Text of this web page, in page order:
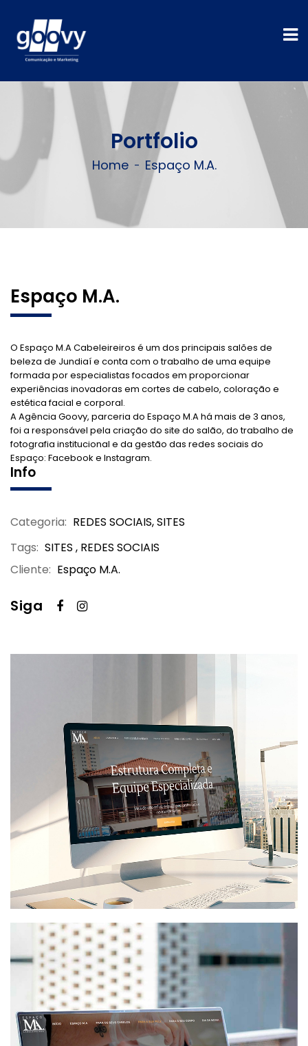
Portfolio
Home Espaço M.A.
Espaço M.A.
O Espaço M.A Cabeleireiros é um dos principais salões de
beleza de Jundiaí e conta com o trabalho de uma equipe
formada por especialistas focados em proporcionar
experiências inovadoras em cortes de cabelo, coloração e
estética facial e corporal.
A Agência Goovy, parceria do Espaço M.A há mais de 3 anos,
foi a responsável pela criação do site do salão, do trabalho de
fotografia institucional e da gestão das redes sociais do
Espaço: Facebook e Instagram.
Info
Categoria: REDES SOCIAIS,SITES
Tags: SITES , REDES SOCIAIS
Cliente: Espaço M.A.
Siga